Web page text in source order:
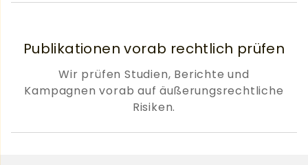
Publikationen vorab rechtlich prüfen
Wir prüfen Studien, Berichte und
Kampagnen vorab auf äußerungsrechtliche
Risiken.